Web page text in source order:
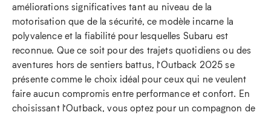
améliorations significatives tant au niveau de la
motorisation que de la sécurité, ce modèle incarne la
polyvalence et la fiabilité pour lesquelles Subaru est
reconnue. Que ce soit pour des trajets quotidiens ou des
aventures hors de sentiers battus, l’Outback 2025 se
présente comme le choix idéal pour ceux qui ne veulent
faire aucun compromis entre performance et confort. En
choisissant l’Outback, vous optez pour un compagnon de